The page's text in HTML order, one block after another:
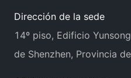
Dirección de la sede
14º piso, Edificio
de Shenzhen, Provincia